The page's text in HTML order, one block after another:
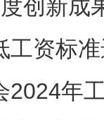
创新成
工资标
2024年